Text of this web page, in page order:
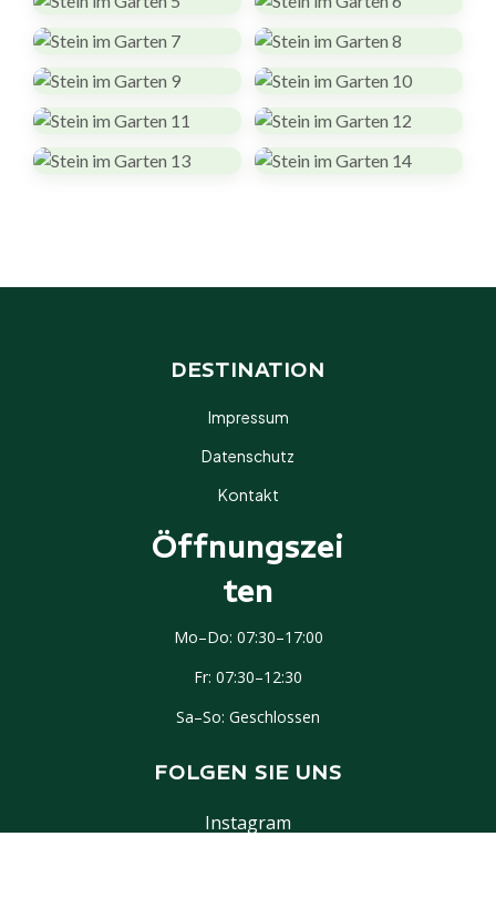
Interessiert? Lassen Sie sich
DESTINATION
Impressum
Datenschutz
Kontakt
Öffnungszei
Ten
Mo–Do: 07:30–17:00
Fr: 07:30–12:30
Sa–So: Geschlossen
FOLGEN SIE UNS
Instagram